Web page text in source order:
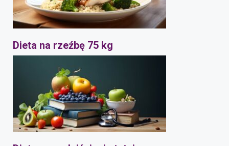
Dieta na rzeźbę 75 kg